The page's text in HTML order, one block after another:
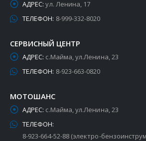
АДРЕС: ул. Ленина, 17
ТЕЛЕФОН: 8-999-332-8020
СЕРВИСНЫЙ ЦЕНТР
АДРЕС: с.Майма, ул.Ленина, 23
ТЕЛЕФОН: 8-923-663-0820
МОТОШАНС
АДРЕС: с.Майма, ул.Ленина, 23
ТЕЛЕФОН:
8-923-664-52-88 (электро-